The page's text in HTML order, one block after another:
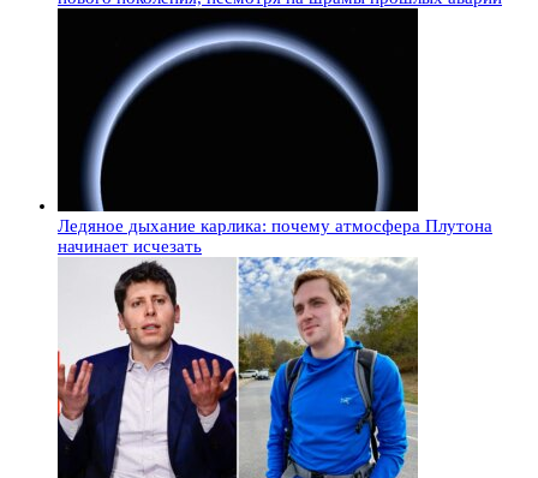
Ледяное дыхание карлика: почему атмосфера Плутона
начинает исчезать